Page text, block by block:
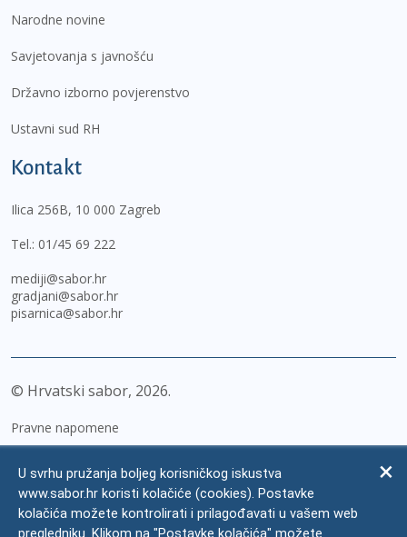
Narodne novine
Savjetovanja s javnošću
Državno izborno povjerenstvo
Ustavni sud RH
Kontakt
Ilica 256B, 10 000 Zagreb
Tel.: 01/45 69 222
mediji@sabor.hr
gradjani@sabor.hr
pisarnica@sabor.hr
© Hrvatski sabor, 2026
Pravne napomene
Zaštita osobnih podataka
Impressum
U svrhu pružanja boljeg korisničkog iskustva
www.sabor.hr koristi kolačiće (cookies). Postavke
kolačića možete kontrolirati i prilagođavati u vašem web
pregledniku. Klikom na "Postavke kolačića" možete